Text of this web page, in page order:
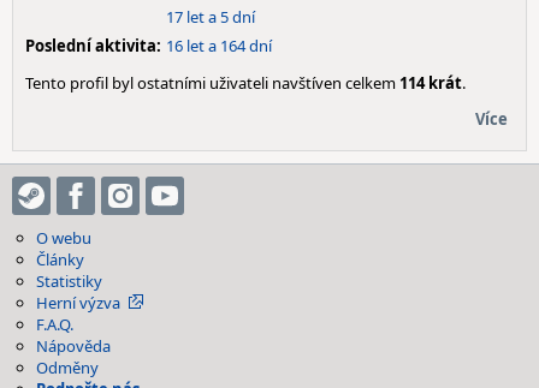
17 let a 5 dní
Poslední aktivita: 16 let a 164 dní
Tento profil byl ostatními uživateli navštíven celkem 114 krát.
Více
O webu
Články
Statistiky
Herní výzva
F.A.Q.
Nápověda
Odměny